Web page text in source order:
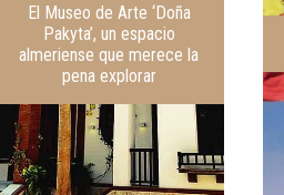
El Museo de Arte ‘Doña
Pakyta’, un espacio
almeriense que merece la
pena explorar